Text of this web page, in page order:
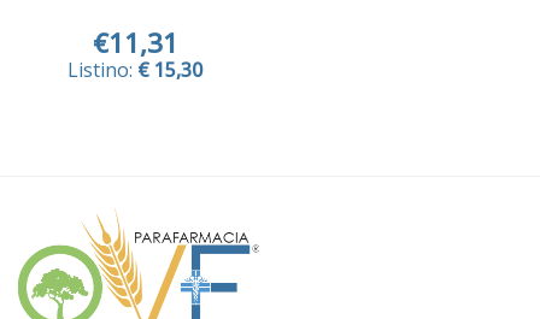
€11,31
Listino: € 15,30